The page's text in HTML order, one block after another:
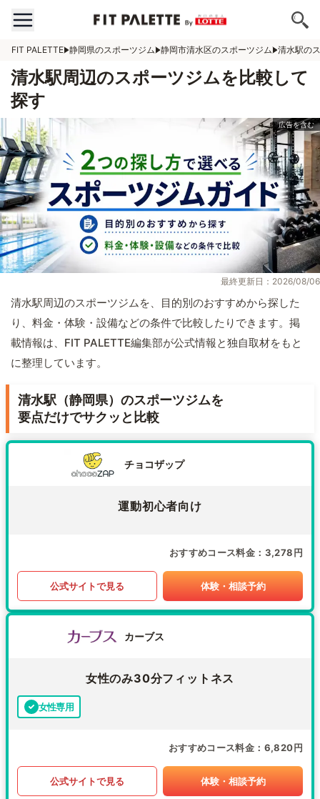
FIT PALETTE 静岡県のスポーツジム 静岡市清水区のスポーツジム 清水駅の
清水駅周辺のスポーツジムを比較して
探す
最終更新日：2026/08/06
清水駅周辺のスポーツジムを、目的別のおすすめから探した
り、料金・体験・設備などの条件で比較したりできます。掲
載情報は、FIT PALETTE編集部が公式情報と独自取材をもと
に整理しています。
清水駅（静岡県）のスポーツジムを
要点だけでサクッと比較
チョコザップ
運動初心者向け
おすすめコース料金 3,278円
公式サイトで見る 体験・相談予約
カーブス
女性のみ30分フィットネス
女性専用
おすすめコース料金 6,820円
公式サイトで見る 体験・相談予約